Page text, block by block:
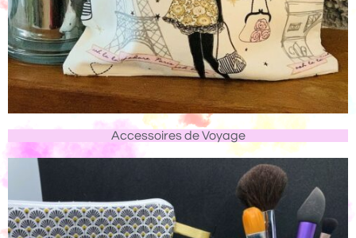
Accessoires de Voyage